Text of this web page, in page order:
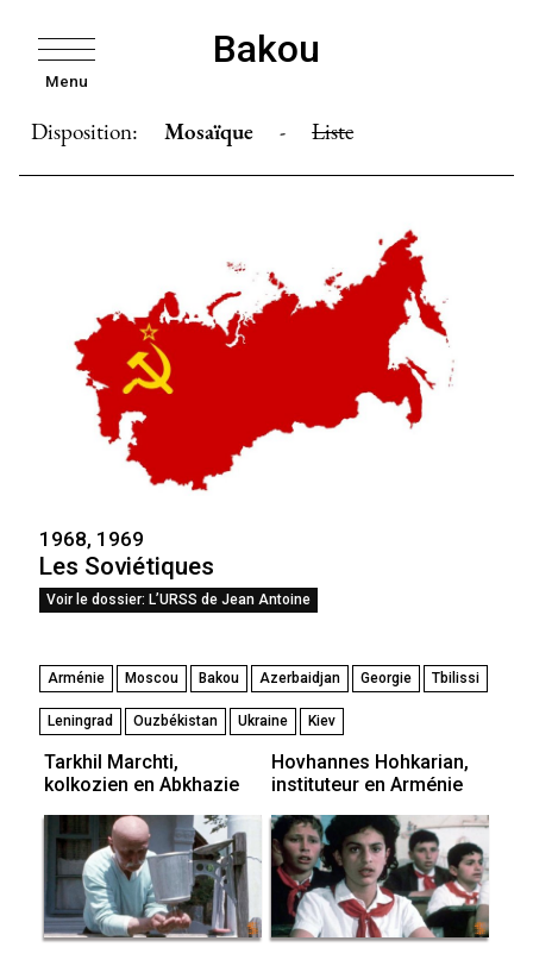
Menu
Bakou
Disposition: Mosaïque - Liste
1968, 1969
Les Soviétiques
Voir le dossier: L’URSS de Jean Antoine
Arménie Moscou Bakou Azerbaidjan Georgie Tbilissi
Leningrad Ouzbékistan Ukraine Kiev
Tarkhil Marchti,
kolkozien en Abkhazie
Hovhannes Hohkarian,
instituteur en Arménie